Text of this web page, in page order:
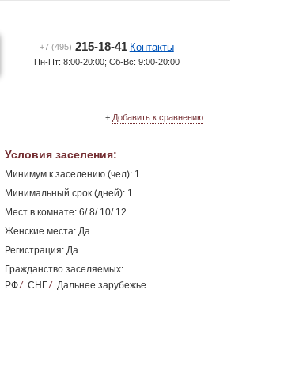
+7 (495) 215-18-41 Контакты
Пн-Пт: 8:00-20:00; Сб-Вс: 9:00-20:00
+ Добавить к сравнению
Условия заселения:
Минимум к заселению (чел): 1
Минимальный срок (дней): 1
Мест в комнате: 6/ 8/ 10/ 12
Женские места: Да
Регистрация: Да
Гражданство заселяемых:
РФ/ СНГ/ Дальнее зарубежье